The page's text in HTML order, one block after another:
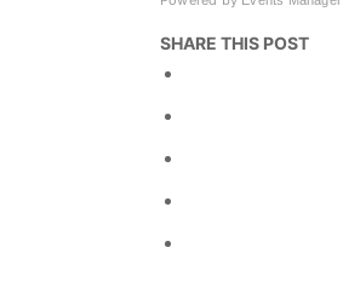
SHARE THIS POST